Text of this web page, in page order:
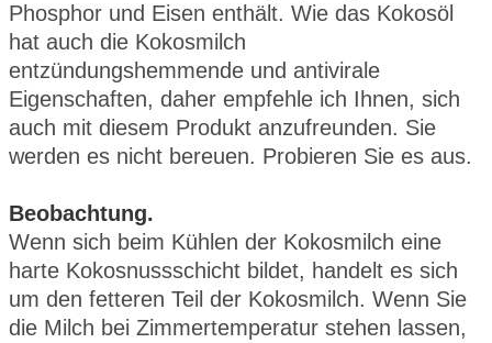
Phosphor und Eisen enthält. Wie das Kokosöl
hat auch die Kokosmilch
entzündungshemmende und antivirale
Eigenschaften, daher empfehle ich Ihnen, sich
auch mit diesem Produkt anzufreunden. Sie
werden es nicht bereuen. Probieren Sie es aus.
Beobachtung.
Wenn sich beim Kühlen der Kokosmilch eine
harte Kokosnussschicht bildet, handelt es sich
um den fetteren Teil der Kokosmilch. Wenn Sie
die Milch bei Zimmertemperatur stehen lassen,